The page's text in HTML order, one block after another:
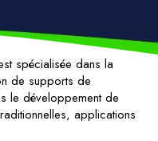
spécialisée dans la
de supports de
le développement de
applications